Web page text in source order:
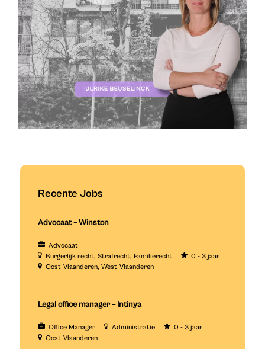
Recente Jobs
Advocaat – Winston
Advocaat
Burgerlijk recht Strafrecht Familierecht
0 - 3 jaar
Oost-Vlaanderen West-Vlaanderen
Legal office manager – Intinya
Office Manager Administratie
0 - 3 jaar
Oost-Vlaanderen